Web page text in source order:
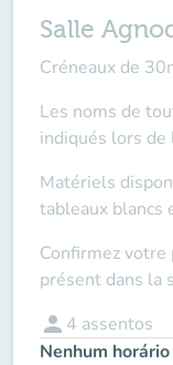
Salle
Créneaux de
Les noms de
indiqués lors de
Matériels
tableaux blancs
Confirmez votre
présent dans la
person 4 assentos
Nenhum